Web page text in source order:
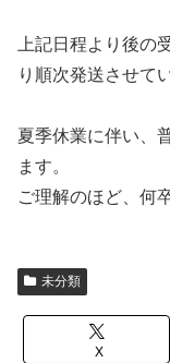
上記日程より後の
り順次発送させて
夏季休業に伴い、
ます。
ご理解のほど、何
未分類
X